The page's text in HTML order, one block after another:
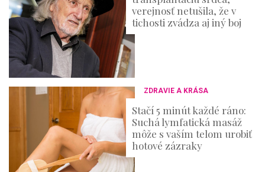
verejnosť netušila, že v
tichosti zvádza aj iný boj
ZDRAVIE A KRÁSA
Stačí 5 minút každé ráno:
Suchá lymfatická masáž
môže s vaším telom urobiť
hotové zázraky